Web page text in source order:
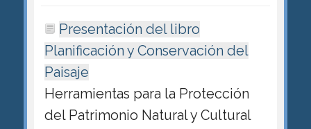
Presentación del libro
Planificación y Conservación del
Paisaje
Herramientas para la Protección
del Patrimonio Natural y Cultural